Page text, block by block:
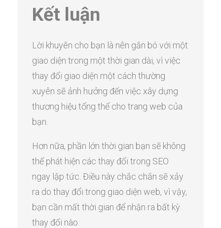
Kết luận
Lời khuyên cho bạn là nên gắn bó với một
giao diện trong một thời gian dài, vì việc
thay đổi giao diện một cách thường
xuyên sẽ ảnh hưởng đến việc xây dựng
thương hiệu tổng thể cho trang web của
bạn.
Hơn nữa, phần lớn thời gian bạn sẽ không
thể phát hiện các thay đổi trong SEO
ngay lập tức. Điều này chắc chắn sẽ xảy
ra do thay đổi trong giao diện web, vì vậy,
bạn cần mất thời gian để nhận ra bất kỳ
thay đổi nào.